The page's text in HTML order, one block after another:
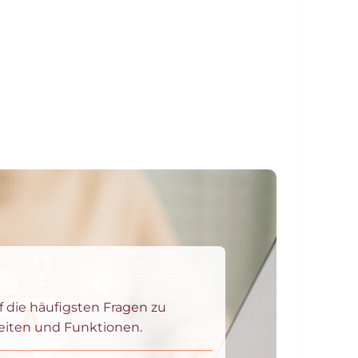
die häufigsten Fragen zu
und Funktionen.